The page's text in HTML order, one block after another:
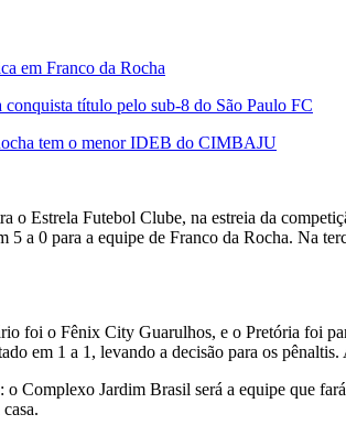
em Franco da Rocha
título pelo sub-8 do São Paulo FC
tem o menor IDEB do CIMBAJU
o Estrela Futebol Clube, na estreia da
5 a 0 para a equipe de Franco da Rocha. Na
foi o Fênix City Guarulhos, e o Pretória foi
em 1 a 1, levando a decisão para os
Complexo Jardim Brasil será a equipe que